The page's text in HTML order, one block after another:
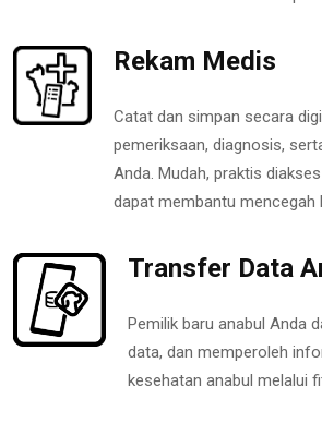
Rekam Medis
Catat dan simpan secara
pemeriksaan, diagnosis,
Anda. Mudah, praktis
dapat membantu mencegah
Transfer Data
Pemilik baru anabul Anda
data, dan memperoleh
kesehatan anabul melalui